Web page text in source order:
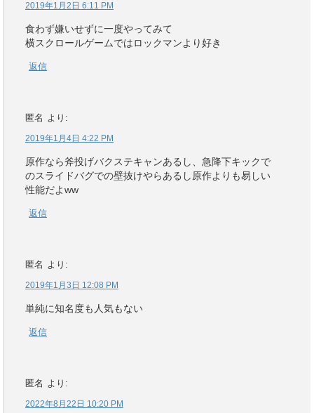
2019年1月2日 6:11 PM
食わず嫌いせずに一度やってみて
横スクロールゲームではロックマンより好き
返信
匿名 より:
2019年1月4日 4:22 PM
原作なら斧投げバクステキャンあるし、急降下キックで
のスライドバグでの壁抜けやらあるし原作よりも易しい
性能だよww
返信
匿名 より:
2019年1月3日 12:08 PM
単純に知名度も人気もない
返信
匿名 より:
2022年8月22日 10:20 PM